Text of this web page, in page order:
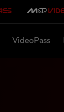
VideoPass